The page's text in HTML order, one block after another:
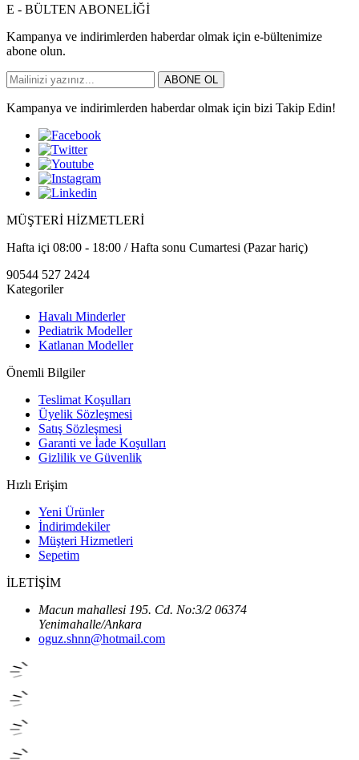
E - BÜLTEN ABONELİĞİ
Kampanya ve indirimlerden haberdar olmak için e-bültenimize
abone olun.
ABONE OL
Kampanya ve indirimlerden haberdar olmak için bizi Takip Edin!
MÜŞTERİ HİZMETLERİ
Hafta içi 08:00 - 18:00 / Hafta sonu Cumartesi (Pazar hariç)
90544 527 2424
Kategoriler
Havalı Minderler
Pediatrik Modeller
Katlanan Modeller
Önemli Bilgiler
Teslimat Koşulları
Üyelik Sözleşmesi
Satış Sözleşmesi
Garanti ve İade Koşulları
Gizlilik ve Güvenlik
Hızlı Erişim
Yeni Ürünler
İndirimdekiler
Müşteri Hizmetleri
Sepetim
İLETİŞİM
Macun mahallesi 195. Cd. No:3/2 06374
Yenimahalle/Ankara
oguz.shnn@hotmail.com